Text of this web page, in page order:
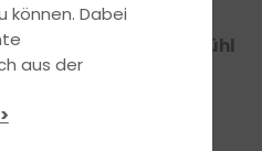
der Ausbildung
und ein gutes Gefühl
und unverbindlich
können. Dabei
aus der